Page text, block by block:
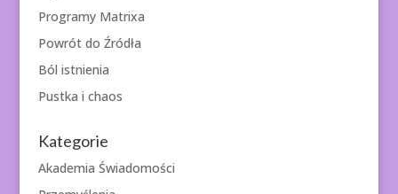
Programy Matrixa
Powrót do Źródła
Ból istnienia
Pustka i chaos
Kategorie
Akademia Świadomości